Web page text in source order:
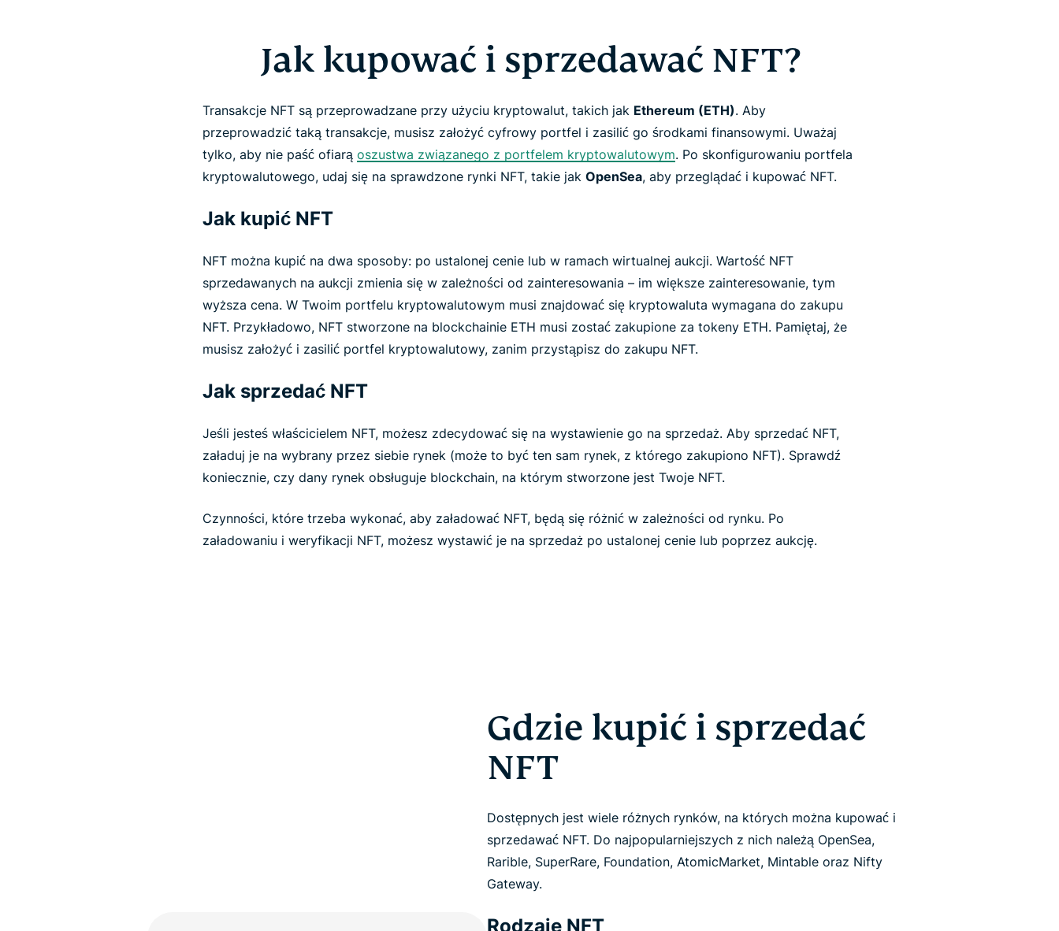
Jak kupować i sprzedawać NFT?
Transakcje NFT są przeprowadzane przy użyciu kryptowalut, takich jak Ethereum (ETH). Aby
przeprowadzić taką transakcje, musisz założyć cyfrowy portfel i zasilić go środkami finansowymi. Uważaj
tylko, aby nie paść ofiarą oszustwa związanego z portfelem kryptowalutowym. Po skonfigurowaniu portfela
kryptowalutowego, udaj się na sprawdzone rynki NFT, takie jak OpenSea, aby przeglądać i kupować NFT.
Jak kupić NFT
NFT można kupić na dwa sposoby: po ustalonej cenie lub w ramach wirtualnej aukcji. Wartość NFT
sprzedawanych na aukcji zmienia się w zależności od zainteresowania – im większe zainteresowanie, tym
wyższa cena. W Twoim portfelu kryptowalutowym musi znajdować się kryptowaluta wymagana do zakupu
NFT. Przykładowo, NFT stworzone na blockchainie ETH musi zostać zakupione za tokeny ETH. Pamiętaj, że
musisz założyć i zasilić portfel kryptowalutowy, zanim przystąpisz do zakupu NFT.
Jak sprzedać NFT
Jeśli jesteś właścicielem NFT, możesz zdecydować się na wystawienie go na sprzedaż. Aby sprzedać NFT,
załaduj je na wybrany przez siebie rynek (może to być ten sam rynek, z którego zakupiono NFT). Sprawdź
koniecznie, czy dany rynek obsługuje blockchain, na którym stworzone jest Twoje NFT.
Czynności, które trzeba wykonać, aby załadować NFT, będą się różnić w zależności od rynku. Po
załadowaniu i weryfikacji NFT, możesz wystawić je na sprzedaż po ustalonej cenie lub poprzez aukcję.
Gdzie kupić i sprzedać
NFT
Dostępnych jest wiele różnych rynków, na których można kupować i
sprzedawać NFT. Do najpopularniejszych z nich należą OpenSea,
Rarible, SuperRare, Foundation, AtomicMarket, Mintable oraz Nifty
Gateway.
Rodzaje NFT